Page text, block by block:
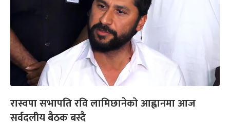
रास्वपा सभापति रवि लामिछानेको आह्वानमा आज
सर्वदलीय बैठक बस्दै